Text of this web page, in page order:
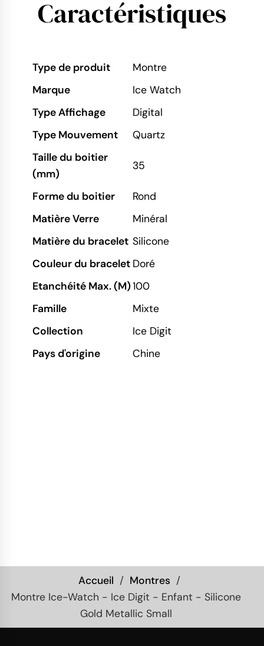
Caractéristiques
Type de produit
Montre
Marque
Ice Watch
Type Affichage
Digital
Type Mouvement
Quartz
Taille du boitier
(mm)
35
Forme du boitier
Rond
Matière Verre
Minéral
Matière du bracelet Silicone
Couleur du bracelet Doré
Etanchéité Max. (M)100
Famille
Mixte
Collection
Ice Digit
Pays d'origine
Chine
Accueil
Montres
Montre Ice-Watch - Ice Digit - Enfant - Silicone
Gold Metallic Small